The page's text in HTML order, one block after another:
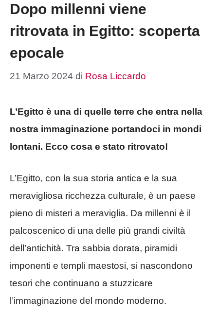
Dopo millenni viene
ritrovata in Egitto: scoperta
epocale
21 Marzo 2024 di Rosa Liccardo
L’Egitto è una di quelle terre che entra nella
nostra immaginazione portandoci in mondi
lontani. Ecco cosa e stato ritrovato!
L’Egitto, con la sua storia antica e la sua
meravigliosa ricchezza culturale, è un paese
pieno di misteri a meraviglia. Da millenni è il
palcoscenico di una delle più grandi civiltà
dell’antichità. Tra sabbia dorata, piramidi
imponenti e templi maestosi, si nascondono
tesori che continuano a stuzzicare
l’immaginazione del mondo moderno.